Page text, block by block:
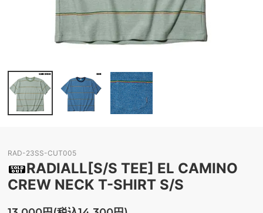
RAD-23SS-CUT005
RADIALL[S/S TEE] EL CAMINO
CREW NECK T-SHIRT S/S